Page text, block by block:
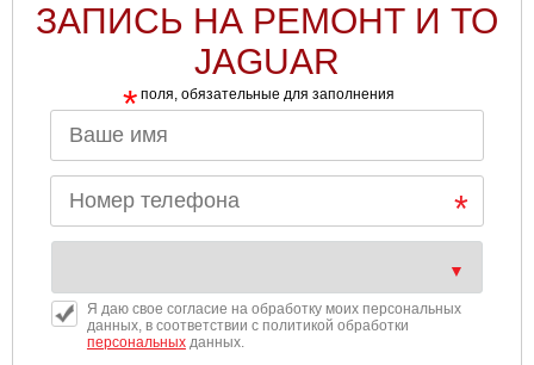
ЗАПИСЬ НА РЕМОНТ И ТО
JAGUAR
* поля, обязательные для заполнения
Я даю свое согласие на обработку моих персональных
данных, в соответствии с политикой обработки
персональныхданных.